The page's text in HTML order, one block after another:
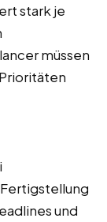
stark je
müssen
und